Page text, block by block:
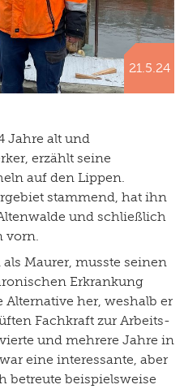
21.5.24
Jahre alt und
erzählt seine
auf den Lippen.
stammend, hat ihn
und schließlich
vorn.
Maurer, musste seinen
Erkrankung
Alternative her, weshalb er
Fachkraft zur Arbeits-
und mehrere Jahre in
eine interessante, aber
betreute beispielsweise